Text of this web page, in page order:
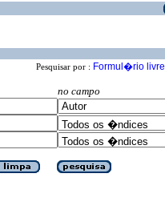
Pesquisar por : Formul�rio livre
no campo